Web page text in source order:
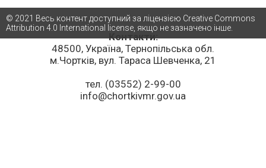
Контакти:
48500, Україна, Тернопільська обл.
м.Чортків, вул. Тараса Шевченка, 21
тел. (03552) 2-99-00
info@chortkivmr.gov.ua
© 2021 Весь контент доступний за ліцензією Creative Commons
Attribution 4.0 International license, якщо не зазначено інше.